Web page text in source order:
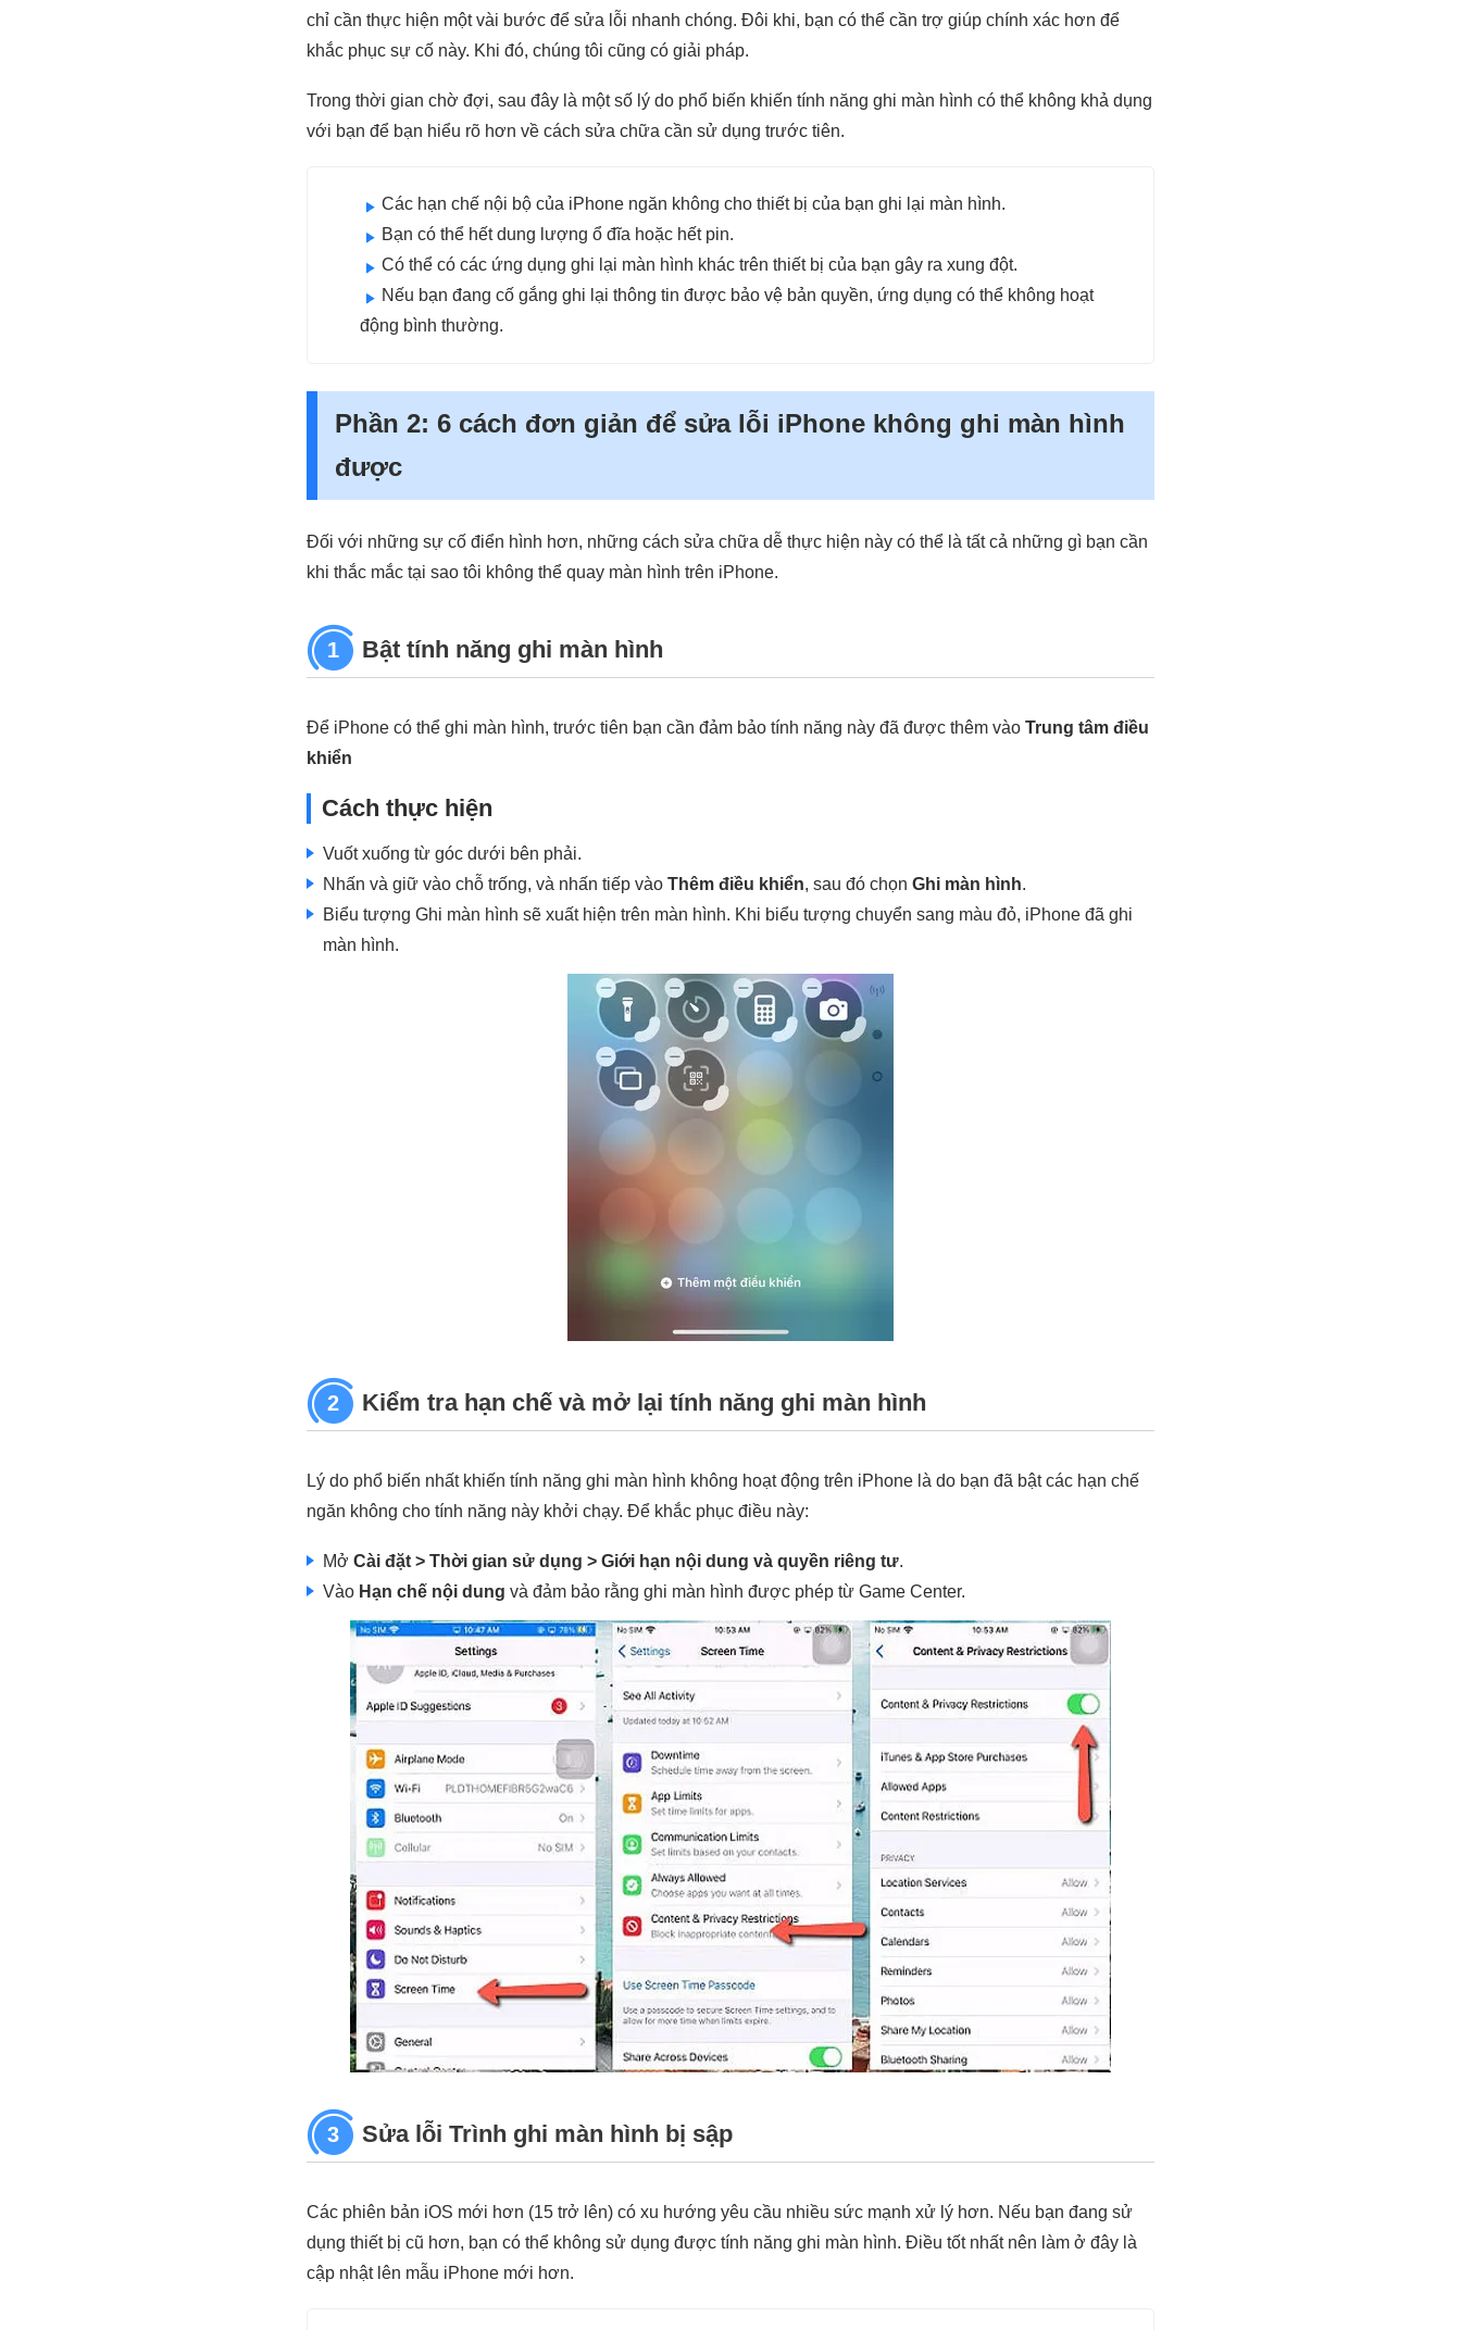
chỉ cần thực hiện một vài bước để sửa lỗi nhanh chóng. Đôi khi, bạn có thể cần trợ giúp chính xác hơn để
khắc phục sự cố này. Khi đó, chúng tôi cũng có giải pháp.
Trong thời gian chờ đợi, sau đây là một số lý do phổ biến khiến tính năng ghi màn hình có thể không khả dụng
với bạn để bạn hiểu rõ hơn về cách sửa chữa cần sử dụng trước tiên.
Các hạn chế nội bộ của iPhone ngăn không cho thiết bị của bạn ghi lại màn hình.
Bạn có thể hết dung lượng ổ đĩa hoặc hết pin.
Có thể có các ứng dụng ghi lại màn hình khác trên thiết bị của bạn gây ra xung đột.
Nếu bạn đang cố gắng ghi lại thông tin được bảo vệ bản quyền, ứng dụng có thể không hoạt
động bình thường.
Phần 2: 6 cách đơn giản để sửa lỗi iPhone không ghi màn hình
được
Đối với những sự cố điển hình hơn, những cách sửa chữa dễ thực hiện này có thể là tất cả những gì bạn cần
khi thắc mắc tại sao tôi không thể quay màn hình trên iPhone.
1 Bật tính năng ghi màn hình
Để iPhone có thể ghi màn hình, trước tiên bạn cần đảm bảo tính năng này đã được thêm vào Trung tâm điều
khiển
Cách thực hiện
Vuốt xuống từ góc dưới bên phải.
Nhấn và giữ vào chỗ trống, và nhấn tiếp vào Thêm điều khiển, sau đó chọn Ghi màn hình.
Biểu tượng Ghi màn hình sẽ xuất hiện trên màn hình. Khi biểu tượng chuyển sang màu đỏ, iPhone đã ghi
màn hình.
2 Kiểm tra hạn chế và mở lại tính năng ghi màn hình
Lý do phổ biến nhất khiến tính năng ghi màn hình không hoạt động trên iPhone là do bạn đã bật các hạn chế
ngăn không cho tính năng này khởi chạy. Để khắc phục điều này:
Mở Cài đặt > Thời gian sử dụng > Giới hạn nội dung và quyền riêng tư.
Vào Hạn chế nội dung và đảm bảo rằng ghi màn hình được phép từ Game Center.
3 Sửa lỗi Trình ghi màn hình bị sập
Các phiên bản iOS mới hơn (15 trở lên) có xu hướng yêu cầu nhiều sức mạnh xử lý hơn. Nếu bạn đang sử
dụng thiết bị cũ hơn, bạn có thể không sử dụng được tính năng ghi màn hình. Điều tốt nhất nên làm ở đây là
cập nhật lên mẫu iPhone mới hơn.